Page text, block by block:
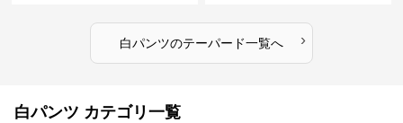
白パンツのテーパード一覧へ ›
白パンツ カテゴリ一覧